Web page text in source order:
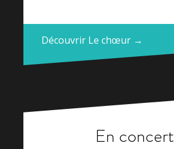
Découvrir Le chœur →
En concert